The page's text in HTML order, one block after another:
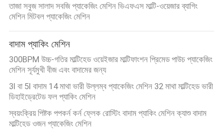
তাজা সবুজ সালাদ সবজি প্যাকেজিং মেশিন ভিএফএস মাল্টি-ওয়েজার ব্যাগিং
মেশিন মিটবল প্যাকেজিং মেশিন
বাদাম প্যাকিং মেশিন
300BPM উচ্চ-গতির মাল্টিহেড ওয়েইজার মাল্টিফাংশন প্রিমেড পাউচ প্যাকেজিং
মেশিন সূর্যমুখী বীজ এবং বাদামের জন্য
3l বা 5l বাদাম 14 মাথা ভারী উল্লম্ব প্যাকেজিং মেশিন 32 মাথা মাল্টিহেড ভারী
ডিহাইড্রেটেড ফল প্যাকিং মেশিন
স্বয়ংক্রিয় পিষ্টক পপকর্ন কর্ন ফ্লেক রোস্টিং বাদাম প্যাকিং মেশিন ক্যাশু বাদাম
মাল্টিহেড ওজন প্যাকেজিং মেশিন